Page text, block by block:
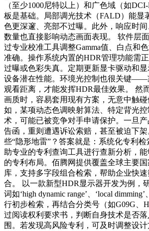
（至少1000尼特以上）和广色域（如
板是基础。局部调光技术（FALD）能显
色更深邃、亮部不过曝。此外，响应时
数量也直接影响动态画面表现。 软件层
过专业校准工具调整Gamma值、白点和
准确。操作系统内置的HDR管理功能需
过曝或色彩失真。定期更新显卡驱动和
设备潜在性能。环境光控制也很关键——
观看距离，才能发挥HDR最佳效果。 然
画质时，容易套用现有方案，无意中触
如，某项动态色调映射算法、特定背光
术，可能已被竞争对手申请保护。一旦
告函，重则遭遇诉讼索赔，甚至被迫下
些“隐形地雷”？答案就是：系统化专利
助专业的专利查询工具进行查新分析，
的专利布局。佰腾网提供覆盖全球主要
库，支持多字段组合检索，帮助企业快
合。 以一款新型HDR显示器开发为例，
词如‘high dynamic range’、‘local dimming’
行初步检索，再结合分类号（如G09G、
过阅读权利要求书，判断自身技术是否
围。若发现高风险专利，可及时调整设